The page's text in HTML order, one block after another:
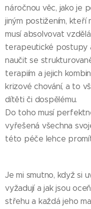
náročnou věc, jako je
jiným postižením, kteří
musí absolvovat
terapeutické postupy
naučit se
terapiím a jejich
krizové chování, a to
dítěti či dospělému.
Do toho musí
vyřešená všechna
této péče lehce
Je mi smutno, když si
vyžadují a jak jsou
střehu a každá jeho